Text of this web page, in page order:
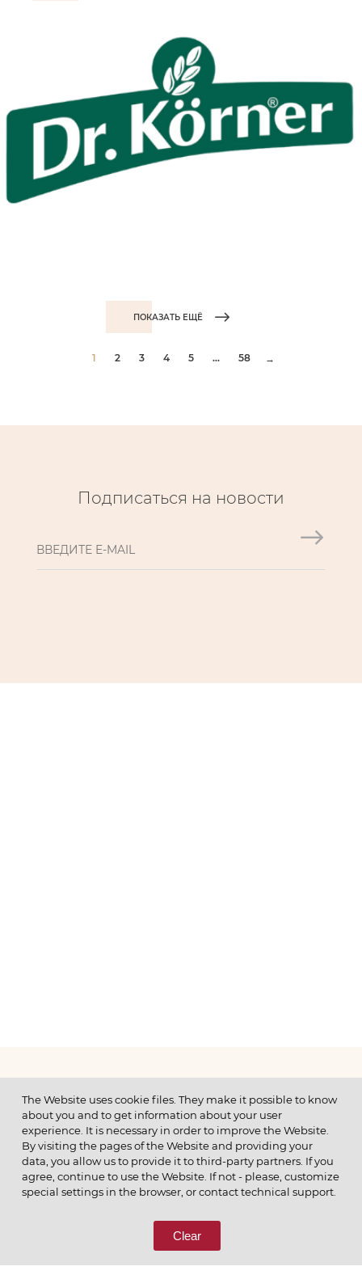
ПОКАЗАТЬ ЕЩЁ
1 2 3 4 5 ... 58 →
Подписаться на новости
МЕНЮ
© 2026 ОАО
ПОЗВОНИТЕ НАМ
8 (800) 333-65-66
The Website uses cookie files. They make it possible to know
about you and to get information about your user
experience. It is necessary in order to improve the Website.
By visiting the pages of the Website and providing your
data, you allow us to provide it to third-party partners. If you
agree, continue to use the Website. If not - please, customize
special settings in the browser, or contact technical support.
Clear